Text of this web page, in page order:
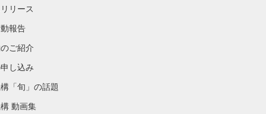
リース
報告
ご紹介
し込み
「旬」の話題
動画集